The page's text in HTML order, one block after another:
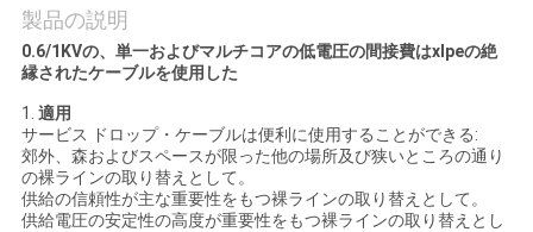
絡
し
な
さ
製品の説明
0.6/1KVの、単一およびマルチコアの低電圧の間接費はxlpeの絶
縁されたケーブルを使用した
1. 適用
サービス ドロップ・ケーブルは便利に使用することができる:
郊外、森およびスペースが限った他の場所及び狭いところの通り
の裸ラインの取り替えとして。
供給の信頼性が主な重要性をもつ裸ラインの取り替えとして。
供給電圧の安定性の高度が重要性をもつ裸ラインの取り替えとし